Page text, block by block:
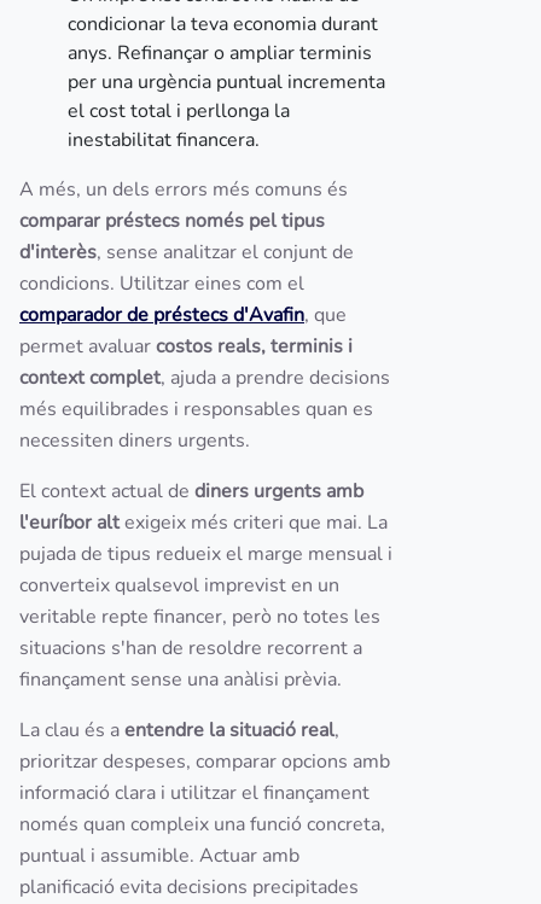
condicionar la teva economia durant
anys. Refinançar o ampliar terminis
per una urgència puntual incrementa
el cost total i perllonga la
inestabilitat financera.
A més, un dels errors més comuns és
comparar préstecs només pel tipus
d'interès, sense analitzar el conjunt de
condicions. Utilitzar eines com el
comparador de préstecs d'Avafin, que
permet avaluarcostos reals, terminis i
context complet, ajuda a prendre decisions
més equilibrades i responsables quan es
necessiten diners urgents.
El context actual de diners urgents amb
l'euríbor altexigeix més criteri que mai. La
pujada de tipus redueix el marge mensual i
converteix qualsevol imprevist en un
veritable repte financer, però no totes les
situacions s'han de resoldre recorrent a
finançament sense una anàlisi prèvia.
La clau és aentendre la situació real,
prioritzar despeses, comparar opcions amb
informació clara i utilitzar el finançament
només quan compleix una funció concreta,
puntual i assumible. Actuar amb
planificació evita decisions precipitades